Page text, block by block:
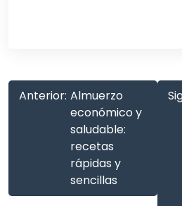
Anterior: Almuerzo
económico y
saludable:
recetas
rápidas y
sencillas